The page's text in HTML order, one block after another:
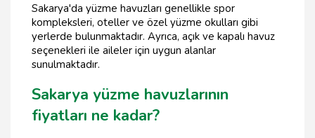
Sakarya'da yüzme havuzları genellikle spor
kompleksleri, oteller ve özel yüzme okulları gibi
yerlerde bulunmaktadır. Ayrıca, açık ve kapalı havuz
seçenekleri ile aileler için uygun alanlar
sunulmaktadır.
Sakarya yüzme havuzlarının
fiyatları ne kadar?